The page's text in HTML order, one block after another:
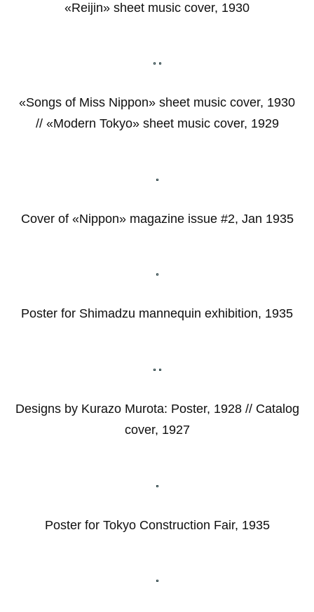
«Reijin» sheet music cover, 1930
«Songs of Miss Nippon» sheet music cover, 1930
// «Modern Tokyo» sheet music cover, 1929
Cover of «Nippon» magazine issue #2, Jan 1935
Poster for Shimadzu mannequin exhibition, 1935
Designs by Kurazo Murota: Poster, 1928 // Catalog
cover, 1927
Poster for Tokyo Construction Fair, 1935